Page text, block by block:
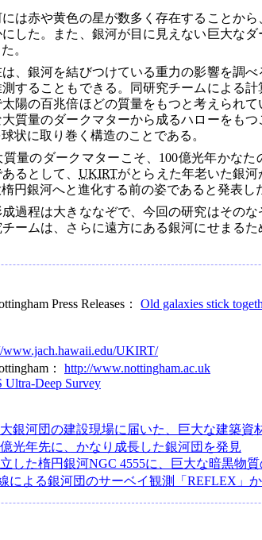
は赤や黄色の星が数多く存在することか
した。また、銀河が目に見えない巨大な
。
、銀河を結びつけている重力の影響を調
することもできる。同研究チームによる
陽の百兆倍ほどの質量をもつと考えられ
質量のダークマターから成るハローをも
状に取り巻く構造のことである。
量のダークマターこそ、100億光年かな
るとして、UKIRTがとらえた年老いた銀
円銀河へと進化する前の姿であると発表し
過程は大きななぞで、今回の研究はその
ームは、さらに遠方にある銀河にせまる
Press Releases： Old galaxies stick
www.jach.hawaii.edu/UKIRT/
： http://www.nottingham.ac.uk
Deep Survey
銀河団の建設現場に届いた、巨大な建築資
光年先に、かなり成長した銀河団を発見
した楕円銀河NGC 4555に、巨大な暗黒物
による銀河団のサーベイ観測「REFLEX」